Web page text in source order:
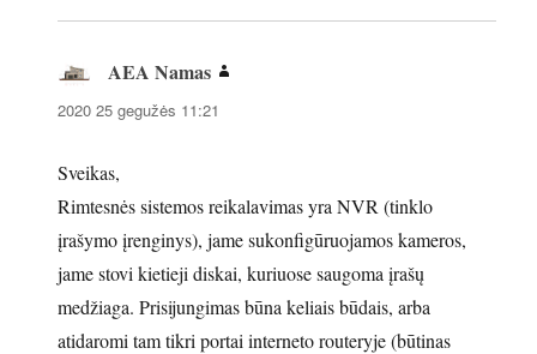
AEA Namas
2020 25 gegužės 11:21
Sveikas,
Rimtesnės sistemos reikalavimas yra NVR (tinklo
įrašymo įrenginys), jame sukonfigūruojamos kameros,
jame stovi kietieji diskai, kuriuose saugoma įrašų
medžiaga. Prisijungimas būna keliais būdais, arba
atidaromi tam tikri portai interneto routeryje (būtinas